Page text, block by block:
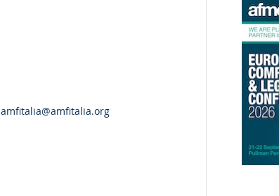
amfitalia@amfitalia.org